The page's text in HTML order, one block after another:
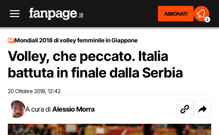
ABBONATI
2
Mondiali 2018 di volley femminile in Giappone
Volley, che peccato. Italia
battuta in finale dalla Serbia
20 Ottobre 2018 12:42
A cura di Alessio Morra